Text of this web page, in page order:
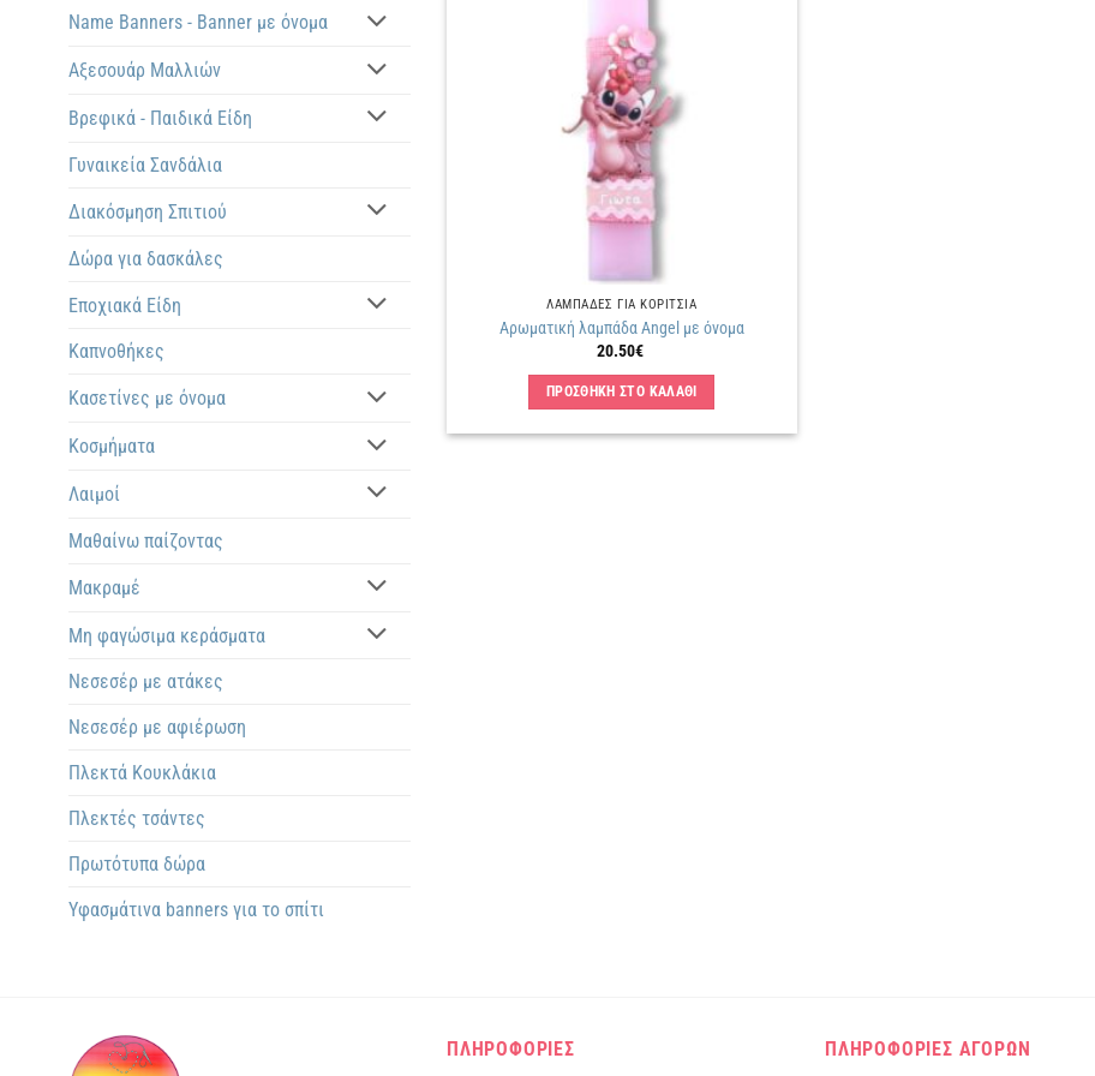
Name Banners - Banner με όνομα
Αξεσουάρ Μαλλιών
Βρεφικά - Παιδικά Είδη
Γυναικεία Σανδάλια
Διακόσμηση Σπιτιού
Δώρα για δασκάλες
Εποχιακά Είδη
Καπνοθήκες
Κασετίνες με όνομα
Κοσμήματα
Λαιμοί
Μαθαίνω παίζοντας
Μακραμέ
Μη φαγώσιμα κεράσματα
Νεσεσέρ με ατάκες
Νεσεσέρ με αφιέρωση
Πλεκτά Kουκλάκια
Πλεκτές τσάντες
Πρωτότυπα δώρα
Υφασμάτινα banners για το σπίτι
ΛΑΜΠΑΔΕΣ ΓΙΑ ΚΟΡΙΤΣΙΑ
Αρωματική λαμπάδα Angel με όνομα
20.50€
ΠΡΟΣΘΗΚΗ ΣΤΟ ΚΑΛΑΘΙ
ΠΛΗΡΟΦΟΡΙΕΣ ΠΛΗΡΟΦΟΡΙΕΣ ΑΓΟΡΩΝ